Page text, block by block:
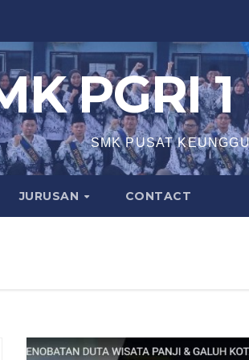
PGRI
SMK PUSAT
JURUSAN CONTACT